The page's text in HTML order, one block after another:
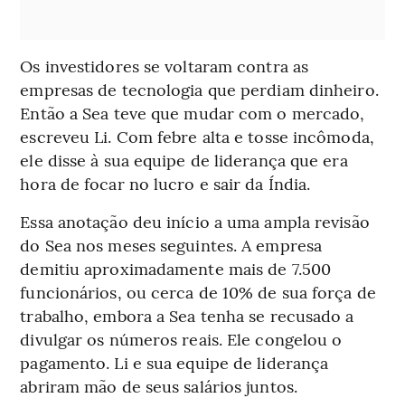
Os investidores se voltaram contra as
empresas de tecnologia que perdiam dinheiro.
Então a Sea teve que mudar com o mercado,
escreveu Li. Com febre alta e tosse incômoda,
ele disse à sua equipe de liderança que era
hora de focar no lucro e sair da Índia.
Essa anotação deu início a uma ampla revisão
do Sea nos meses seguintes. A empresa
demitiu aproximadamente mais de 7.500
funcionários, ou cerca de 10% de sua força de
trabalho, embora a Sea tenha se recusado a
divulgar os números reais. Ele congelou o
pagamento. Li e sua equipe de liderança
abriram mão de seus salários juntos.